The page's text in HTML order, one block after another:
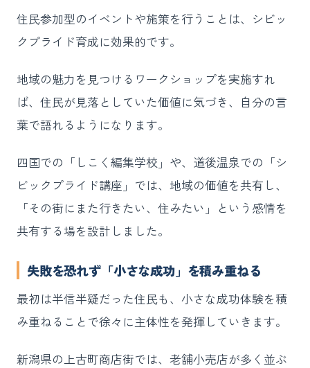
住民参加型のイベントや施策を行うことは、シビッ
クプライド育成に効果的です。
地域の魅力を見つけるワークショップを実施すれ
ば、住民が見落としていた価値に気づき、自分の言
葉で語れるようになります。
四国での「しこく編集学校」や、道後温泉での「シ
ビックプライド講座」では、地域の価値を共有し、
「その街にまた行きたい、住みたい」という感情を
共有する場を設計しました。
失敗を恐れず「小さな成功」を積み重ねる
最初は半信半疑だった住民も、小さな成功体験を積
み重ねることで徐々に主体性を発揮していきます。
新潟県の上古町商店街では、老舗小売店が多く並ぶ